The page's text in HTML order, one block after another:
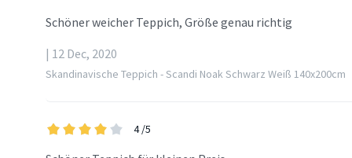
Schöner weicher Teppich, Größe genau richtig
| 12 Dec, 2020
Skandinavische Teppich - Scandi Noak Schwarz Weiß 140x200cm
4 /5